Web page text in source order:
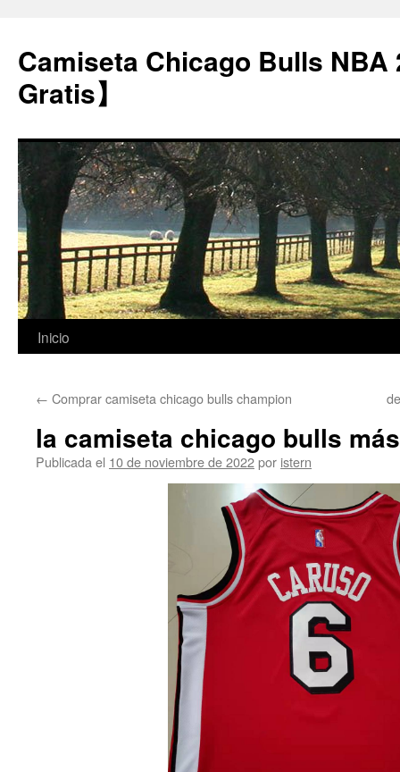
Camiseta Chicago Bulls NBA
Gratis】
Saltar
contenido
Inicio
← Comprar camiseta chicago bulls champion
la camiseta chicago bulls
Publicada el 10 de noviembre de 2022por istern